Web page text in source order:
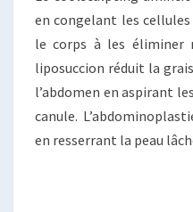
en congelant les
le corps à les éliminer
liposuccion réduit la
l’abdomen en aspirant
canule.
en resserrant la peau